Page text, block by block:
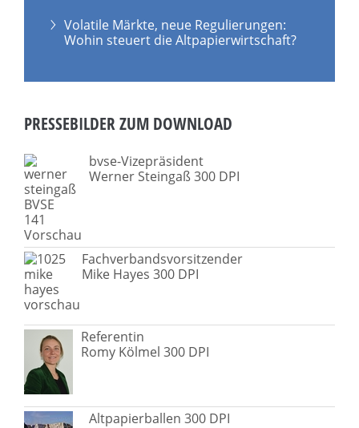
Volatile Märkte, neue Regulierungen:
Wohin steuert die Altpapierwirtschaft?
PRESSEBILDER ZUM DOWNLOAD
bvse-Vizepräsident
Werner Steingaß 300 DPI
Fachverbandsvorsitzender
Mike Hayes 300 DPI
Referentin
Romy Kölmel 300 DPI
Altpapierballen 300 DPI